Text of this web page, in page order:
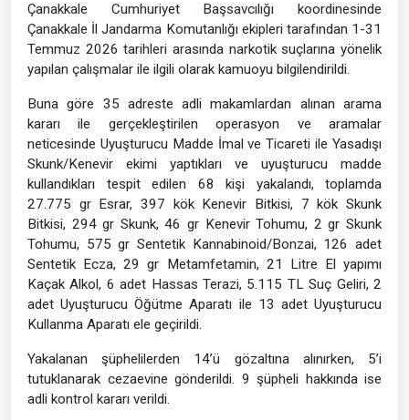
Çanakkale Cumhuriyet Başsavcılığı koordinesinde
Çanakkale İl Jandarma Komutanlığı ekipleri tarafından 1-31
Temmuz 2026 tarihleri arasında narkotik suçlarına yönelik
yapılan çalışmalar ile ilgili olarak kamuoyu bilgilendirildi.
Buna göre 35 adreste adli makamlardan alınan arama
kararı ile gerçekleştirilen operasyon ve aramalar
neticesinde Uyuşturucu Madde İmal ve Ticareti ile Yasadışı
Skunk/Kenevir ekimi yaptıkları ve uyuşturucu madde
kullandıkları tespit edilen 68 kişi yakalandı, toplamda
27.775 gr Esrar, 397 kök Kenevir Bitkisi, 7 kök Skunk
Bitkisi, 294 gr Skunk, 46 gr Kenevir Tohumu, 2 gr Skunk
Tohumu, 575 gr Sentetik Kannabinoid/Bonzai, 126 adet
Sentetik Ecza, 29 gr Metamfetamin, 21 Litre El yapımı
Kaçak Alkol, 6 adet Hassas Terazi, 5.115 TL Suç Geliri, 2
adet Uyuşturucu Öğütme Aparatı ile 13 adet Uyuşturucu
Kullanma Aparatı ele geçirildi.
Yakalanan şüphelilerden 14’ü gözaltına alınırken, 5’i
tutuklanarak cezaevine gönderildi. 9 şüpheli hakkında ise
adli kontrol kararı verildi.